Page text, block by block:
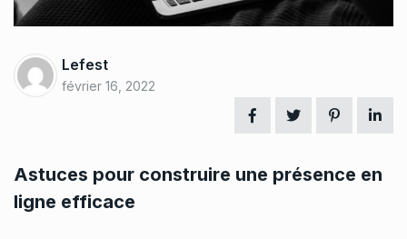
Lefest
février 16, 2022
Astuces pour construire une présence en
ligne efficace